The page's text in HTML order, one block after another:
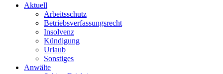
Aktuell
Arbeitsschutz
Betriebsverfassungsrecht
Insolvenz
Kündigung
Urlaub
Sonstiges
Anwälte